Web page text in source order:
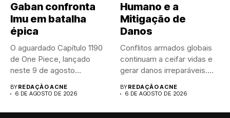
Gaban confronta
Imu em batalha
épica
O aguardado Capítulo 1190
de One Piece, lançado
neste 9 de agosto...
BYREDAÇÃO ACNE
6 DE AGOSTO DE 2026
Humano e a
Mitigação de
Danos
Conflitos armados globais
continuam a ceifar vidas e
gerar danos irreparáveis.
BYREDAÇÃO ACNE
6 DE AGOSTO DE 2026